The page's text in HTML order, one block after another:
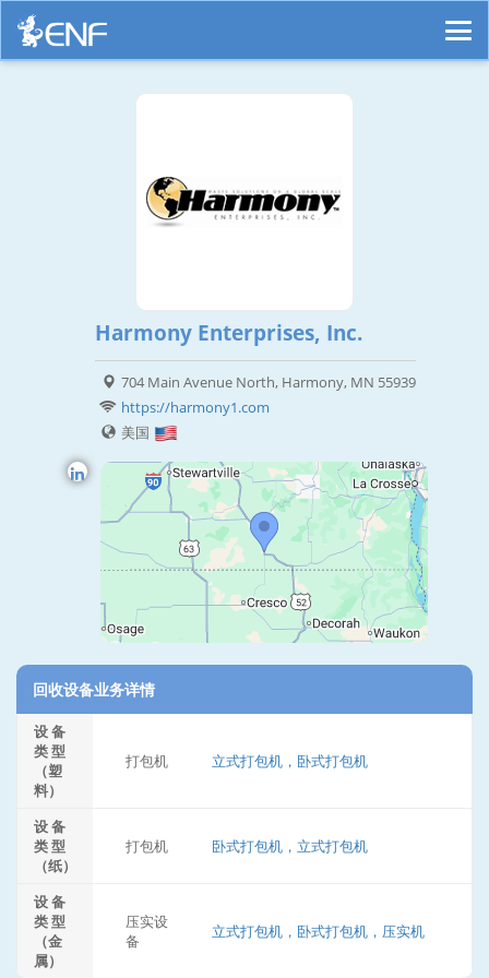
Harmony Enterprises, Inc.
704 Main Avenue North, Harmony, MN 55939
https://harmony1.com
美国
回收设备业务详情
设 备
类 型
（塑
料）
打包机 立式打包机，卧式打包机
设 备
类 型
（纸）
打包机 卧式打包机，立式打包机
设 备
类 型
（金
属）
压实设
备
立式打包机，卧式打包机，压实机